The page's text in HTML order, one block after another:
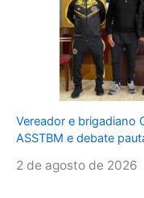
Vereador e brigadiano
ASSTBM e debate
2 de agosto de 2026